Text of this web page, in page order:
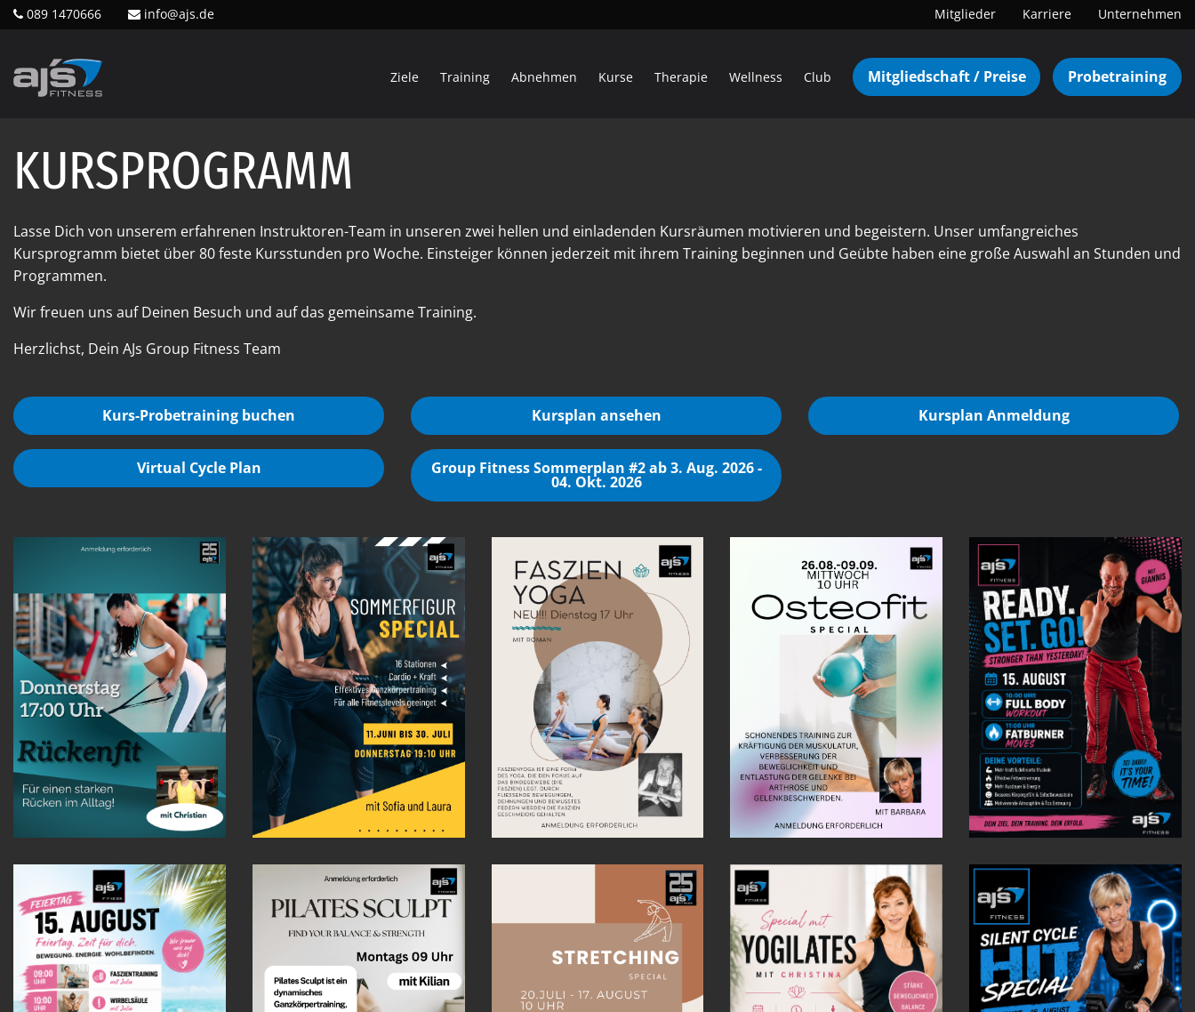
089 1470666 info@ajs.de Mitglieder Karriere Unternehmen
Ziele Training Abnehmen Kurse Therapie Wellness Club Mitgliedschaft / Preise Probetraining
KURSPROGRAMM
Lasse Dich von unserem erfahrenen Instruktoren-Team in unseren zwei hellen und einladenden Kursräumen motivieren und begeistern. Unser umfangreiches
Kursprogramm bietet über 80 feste Kursstunden pro Woche. Einsteiger können jederzeit mit ihrem Training beginnen und Geübte haben eine große Auswahl an Stunden und
Programmen.
Wir freuen uns auf Deinen Besuch und auf das gemeinsame Training.
Herzlichst, Dein AJs Group Fitness Team
Kurs-Probetraining buchen Kursplan ansehen Kursplan Anmeldung
Virtual Cycle Plan Group Fitness Sommerplan #2 ab 3. Aug. 2026 -
04. Okt. 2026